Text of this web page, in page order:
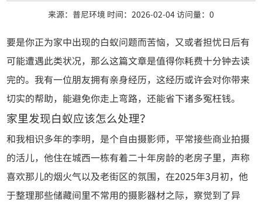
来源：普尼环境 时间：2026-02-04 访问量： 0
要是你正为家中出现的白蚁问题而苦恼，又或者担忧日后有
可能遭遇此类状况，那么这篇文章是值得你耗费十分钟去读
完的。我有一位朋友拥有亲身经历，这经历或许会对你带来
切实的帮助，能避免你走上弯路，还能省下诸多冤枉钱。
家里发现白蚁应该怎么处理？
和我相识多年的李明，是个自由摄影师，平常接些商业拍摄
的活儿，他住在城西一栋有着二十年房龄的老房子里，声称
喜欢那儿的烟火气以及老街区的氛围，在2025年3月初，他
于整理那些储藏间里不常用的摄影器材之际，察觉到了异